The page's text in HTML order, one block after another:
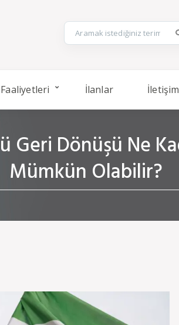
Faaliyetleri İlanlar İletişim
Dönüşü Ne
Mümkün Olabilir?